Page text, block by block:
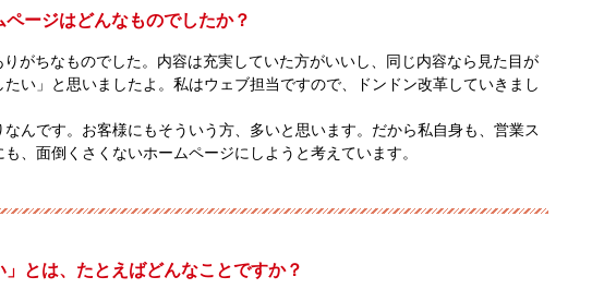
ージはどんなものでしたか？
がちなものでした。内容は充実していた方がいいし、同じ内容なら見た目が
い」と思いましたよ。私はウェブ担当ですので、ドンドン改革していきまし
んです。お客様にもそういう方、多いと思います。だから私自身も、営業ス
、面倒くさくないホームページにしようと考えています。
」とは、たとえばどんなことですか？